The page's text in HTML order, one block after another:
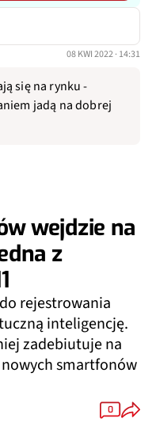
08 KWI 2022 · 14:31
się na rynku -
jadą na dobrej
wejdzie na
z
rejestrowania
inteligencję.
zadebiutuje na
smartfonów
0